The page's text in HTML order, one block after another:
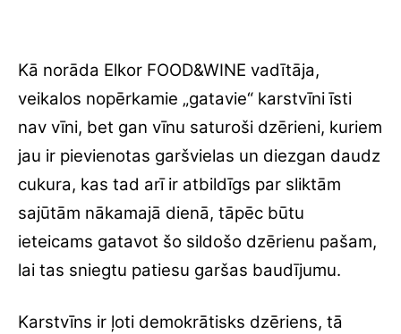
Kā norāda Elkor FOOD&WINE vadītāja,
veikalos nopērkamie „gatavie“ karstvīni īsti
nav vīni, bet gan vīnu saturoši dzērieni, kuriem
jau ir pievienotas garšvielas un diezgan daudz
cukura, kas tad arī ir atbildīgs par sliktām
sajūtām nākamajā dienā, tāpēc būtu
ieteicams gatavot šo sildošo dzērienu pašam,
lai tas sniegtu patiesu garšas baudījumu.
Karstvīns ir ļoti demokrātisks dzēriens, tā